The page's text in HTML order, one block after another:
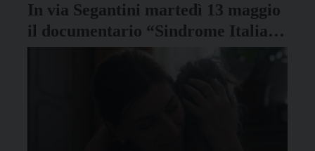
In via Segantini martedì 13 maggio
il documentario “Sindrome Italia”,
che racconta la vita delle badanti